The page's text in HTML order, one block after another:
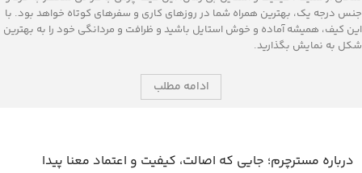
جنس درجه ‌یک، بهترین همراه شما در روزهای کاری و سفرهای کوتاه خواهد بود. با
این کیف، همیشه آماده و خوش‌ استایل باشید و ظرافت و مردانگی خود را به بهترین
شکل به نمایش بگذارید.
ادامه مطلب
درباره مسترچرم؛ جایی که اصالت، کیفیت و اعتماد معنا پیدا